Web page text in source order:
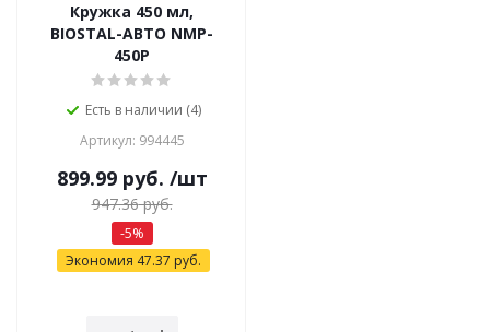
Кружка 450 мл,
BIOSTAL-АВТО NMP-
450P
Есть в наличии (4)
Артикул: 994445
899.99руб. /шт
947.36руб.
-5%
Экономия 47.37 руб.